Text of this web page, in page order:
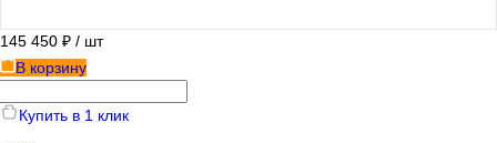
145 450 ₽ / шт
В корзину
Купить в 1 клик